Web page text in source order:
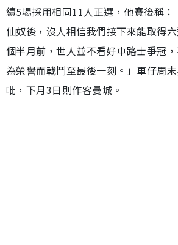
續5場採用相同11人正選，他賽後稱
仙奴後，沒人相信我們接下來能取得
個半月前，世人並不看好車路士爭冠
為榮譽而戰鬥至最後一刻。」車仔周
吡，下月3日則作客曼城。